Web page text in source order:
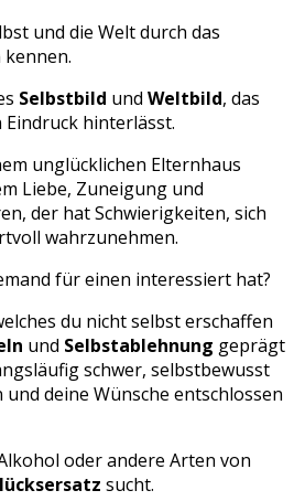
und die Welt durch das
Selbstbild und Weltbild, das
hinterlässt.
unglücklichen Elternhaus
Liebe, Zuneigung und
der hat Schwierigkeiten, sich
wahrzunehmen.
für einen interessiert hat?
du nicht selbst erschaffen
und Selbstablehnung geprägt
schwer, selbstbewusst
deine Wünsche entschlossen
oder andere Arten von
sucht.